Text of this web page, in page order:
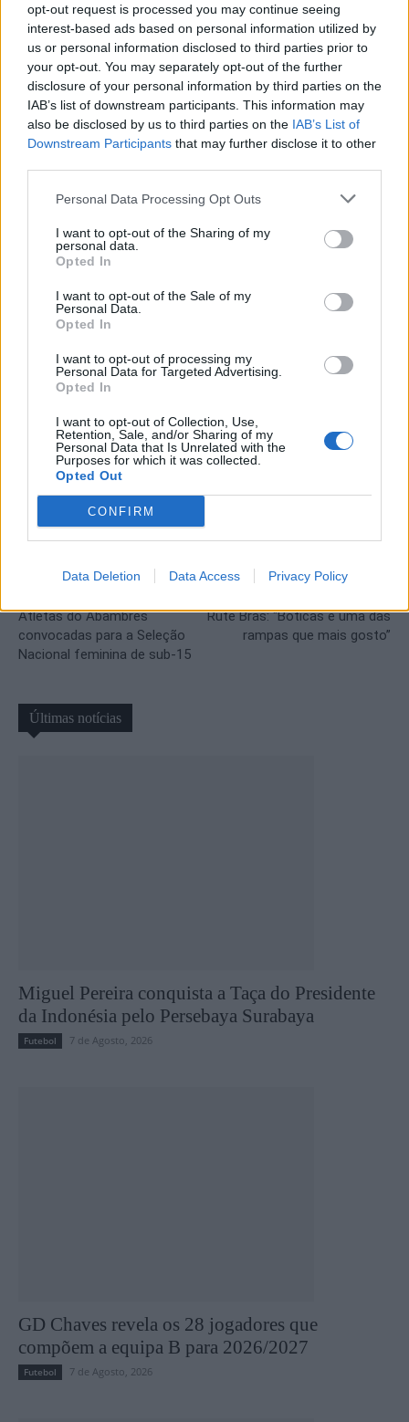
opt-out request is processed you may continue seeing
interest-based ads based on personal information utilized by
us or personal information disclosed to third parties prior to
your opt-out. You may separately opt-out of the further
disclosure of your personal information by third parties on the
IAB’s list of downstream participants. This information may
also be disclosed by us to third parties on the IAB’s List of
Downstream Participants that may further disclose it to other
Personal Data Processing Opt Outs
I want to opt-out of the Sharing of my
personal data.
Opted In
I want to opt-out of the Sale of my
Personal Data.
Opted In
I want to opt-out of processing my
Personal Data for Targeted Advertising.
Opted In
I want to opt-out of Collection, Use,
Retention, Sale, and/or Sharing of my
Personal Data that Is Unrelated with the
Purposes for which it was collected.
Opted Out
CONFIRM
Data Deletion Data Access Privacy Policy
na pista transmontana.
Vindo da sua primeira vitória absoluta na carreira, António
Rodrigues aparece muito motivado e ciente de que tem
argumentos para vencer. O piloto do SilverCar EF10 da NJ
Racing/Lusimed terá uma palavra forte a dizer na contenda, bem
como também acontece com o espanhol César Rodrigues Alonso
demonstrou em anteriores presenças no campeonato.
Também “rasgadinho” vai ser o embate entre os Protótipos B.
A questão do triunfo final nesta divisão está já decidida. Nuno
Guimarães (SilverCar S2) já reclamou o cetro para a NJ Racing e
vitória no ano, até porque sabe que também já assegurou o lugar
no degrau mais baixo do pódio absoluto do campeonato.
Atletas do Abambres
convocadas para a Seleção
Nacional feminina de sub-15
Rute Brás: “Boticas é uma das
rampas que mais gosto”
Últimas notícias
Miguel Pereira conquista a Taça do Presidente
da Indonésia pelo Persebaya Surabaya
Futebol 7 de Agosto, 2026
GD Chaves revela os 28 jogadores que
compõem a equipa B para 2026/2027
Futebol 7 de Agosto, 2026